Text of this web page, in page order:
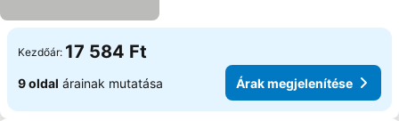
Kezdőár: 17 584 Ft
9 oldal árainak mutatása Árak megjelenítése